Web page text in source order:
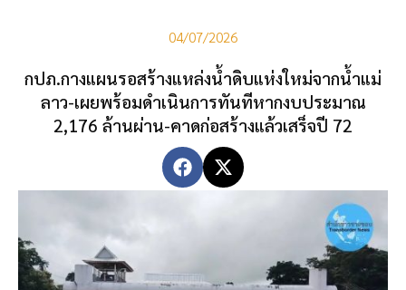
04/07/2026
กปภ.กางแผนรอสร้างแหล่งน้ำดิบแห่งใหม่จากน้ำแม่
ลาว-เผยพร้อมดำเนินการทันทีหากงบประมาณ
2,176 ล้านผ่าน-คาดก่อสร้างแล้วเสร็จปี 72